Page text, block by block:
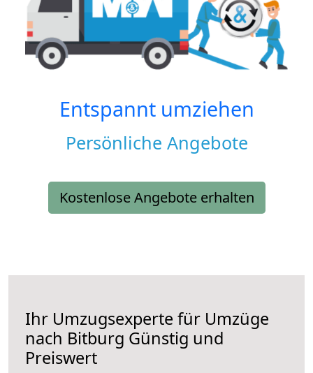
Entspannt umziehen
Persönliche Angebote
Kostenlose Angebote erhalten
Ihr Umzugsexperte für Umzüge
nach Bitburg Günstig und
Preiswert